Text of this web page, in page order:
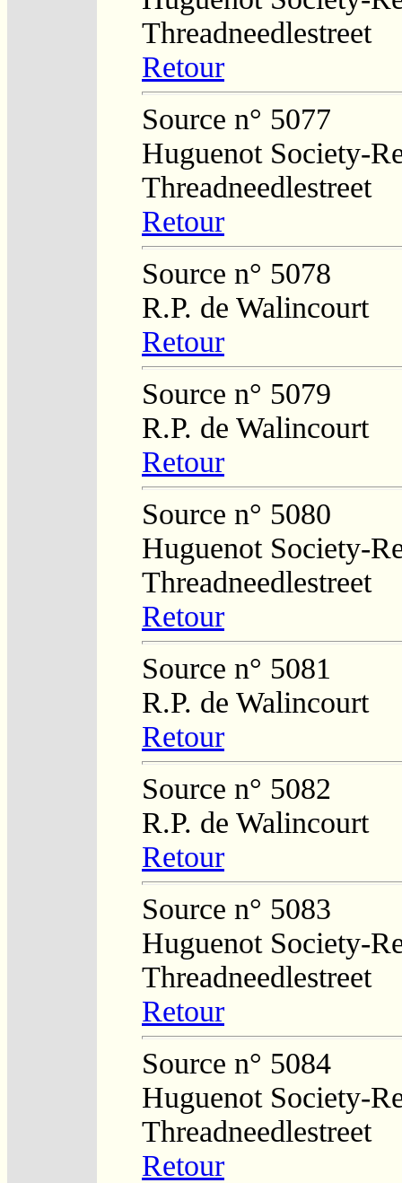
Threadneedlestreet
Retour
Source n° 5077
Huguenot Society-
Threadneedlestreet
Retour
Source n° 5078
R.P. de Walincourt
Retour
Source n° 5079
R.P. de Walincourt
Retour
Source n° 5080
Huguenot Society-
Threadneedlestreet
Retour
Source n° 5081
R.P. de Walincourt
Retour
Source n° 5082
R.P. de Walincourt
Retour
Source n° 5083
Huguenot Society-
Threadneedlestreet
Retour
Source n° 5084
Huguenot Society-
Threadneedlestreet
Retour